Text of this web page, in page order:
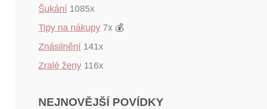
Šukání 1085x
Tipy na nákupy 7x 💰
Znásilnění 141x
Zralé ženy 116x
NEJNOVĚJŠÍ POVÍDKY